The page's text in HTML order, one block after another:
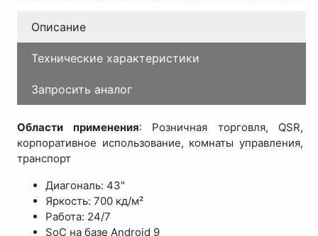
Описание
Технические характеристики
Запросить аналог
Области применения: Розничная торговля, QSR,
корпоративное использование, комнаты управления,
транспорт
Диагональ: 43"
Яркость: 700 кд/м²
Работа: 24/7
SoC на базе Android 9